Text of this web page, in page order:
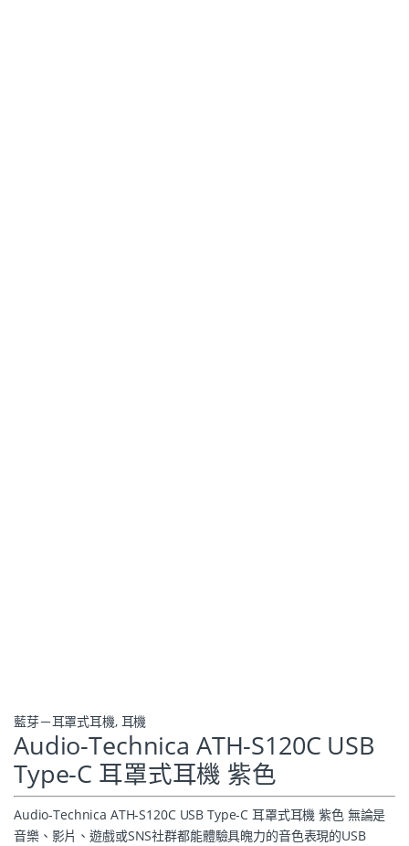
藍芽－耳罩式耳機, 耳機
Audio-Technica ATH-S120C USB
Type-C 耳罩式耳機 紫色
Audio-Technica ATH-S120C USB Type-C 耳罩式耳機 紫色 無論是
音樂、影片、遊戲或SNS社群都能體驗具魄力的音色表現的USB